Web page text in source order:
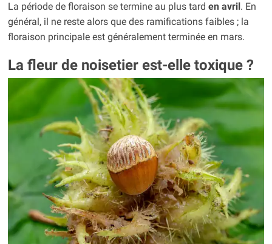
La période de floraison se termine au plus tard en avril . En
général, il ne reste alors que des ramifications faibles ; la
floraison principale est généralement terminée en mars.
La fleur de noisetier est-elle toxique ?